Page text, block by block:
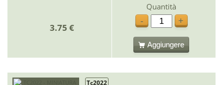
3.75 €
Quantità
-
+
Aggiungere
Tc2022